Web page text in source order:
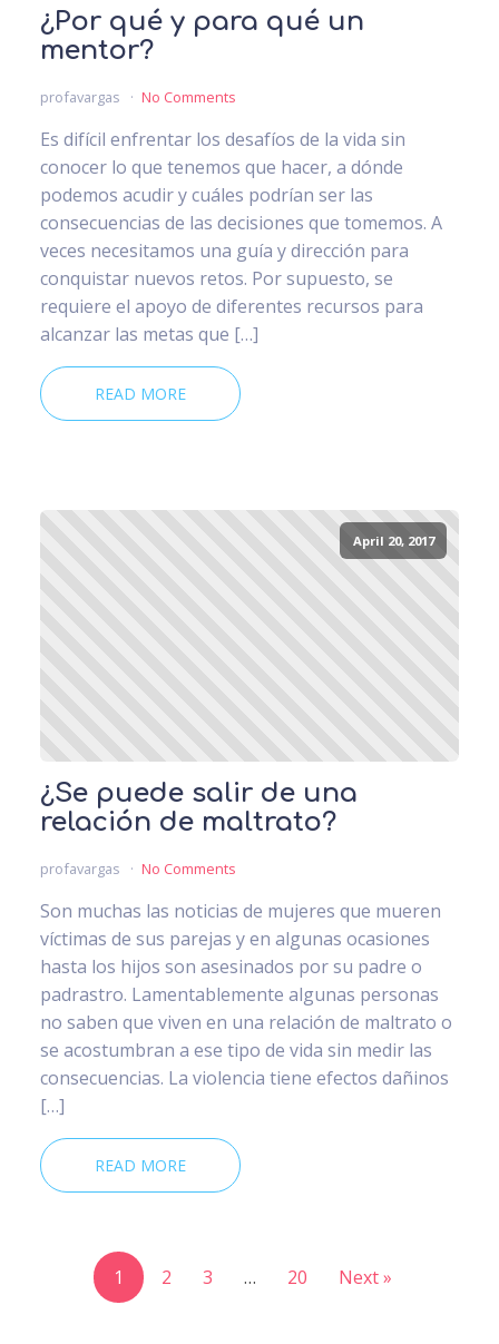
¿Por qué y para qué un
mentor?
profavargas No Comments
Es difícil enfrentar los desafíos de la vida sin
conocer lo que tenemos que hacer, a dónde
podemos acudir y cuáles podrían ser las
consecuencias de las decisiones que tomemos. A
veces necesitamos una guía y dirección para
conquistar nuevos retos. Por supuesto, se
requiere el apoyo de diferentes recursos para
alcanzar las metas que […]
READ MORE
April 20, 2017
¿Se puede salir de una
relación de maltrato?
profavargas No Comments
Son muchas las noticias de mujeres que mueren
víctimas de sus parejas y en algunas ocasiones
hasta los hijos son asesinados por su padre o
padrastro. Lamentablemente algunas personas
no saben que viven en una relación de maltrato o
se acostumbran a ese tipo de vida sin medir las
consecuencias. La violencia tiene efectos dañinos
[…]
READ MORE
1 2 3 … 20 Next »